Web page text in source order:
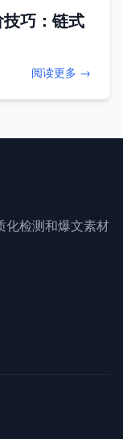
巧：链式
阅读更多 →
化检测和爆文素材